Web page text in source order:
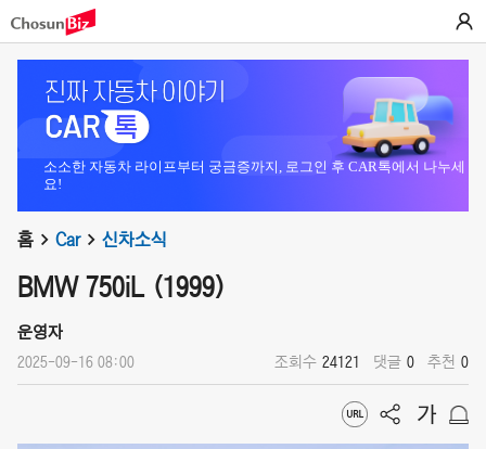
소소한 자동차 라이프부터 궁금증까지, 로그인 후 CAR톡에서 나누세
요!
홈 Car 신차소식
BMW 750iL (1999)
운영자
2025-09-16 08:00 조회수 24121 댓글 0 추천 0